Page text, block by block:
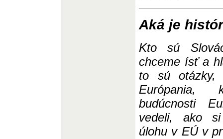
Aká je
Kto sú
chceme ísť a
to sú otázky,
budúcnosti
vedeli, ako si
úlohu v EÚ v